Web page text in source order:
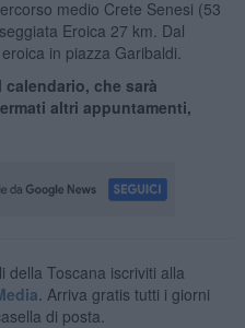
medio Crete Senesi (53
Eroica 27 km. Dal
in piazza Garibaldi.
che sarà
altri appuntamenti,
della Toscana iscriviti alla
Arriva gratis tutti i giorni
di posta.